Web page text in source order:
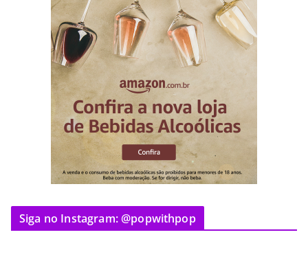
Siga no Instagram: @popwithpop